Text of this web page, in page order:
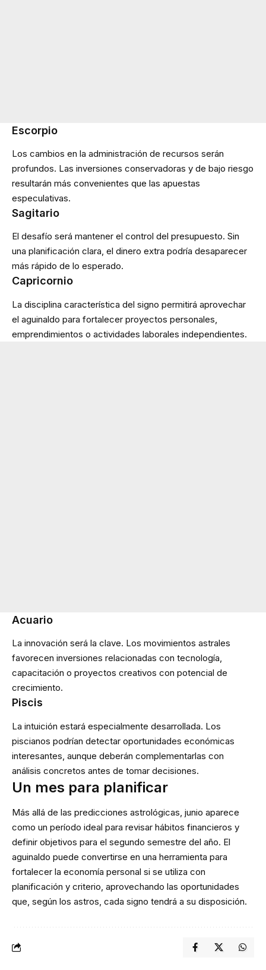
Escorpio
Los cambios en la administración de recursos serán
profundos. Las inversiones conservadoras y de bajo riesgo
resultarán más convenientes que las apuestas
especulativas.
Sagitario
El desafío será mantener el control del presupuesto. Sin
una planificación clara, el dinero extra podría desaparecer
más rápido de lo esperado.
Capricornio
La disciplina característica del signo permitirá aprovechar
el aguinaldo para fortalecer proyectos personales,
emprendimientos o actividades laborales independientes.
Acuario
La innovación será la clave. Los movimientos astrales
favorecen inversiones relacionadas con tecnología,
capacitación o proyectos creativos con potencial de
crecimiento.
Piscis
La intuición estará especialmente desarrollada. Los
piscianos podrían detectar oportunidades económicas
interesantes, aunque deberán complementarlas con
análisis concretos antes de tomar decisiones.
Un mes para planificar
Más allá de las predicciones astrológicas, junio aparece
como un período ideal para revisar hábitos financieros y
definir objetivos para el segundo semestre del año. El
aguinaldo puede convertirse en una herramienta para
fortalecer la economía personal si se utiliza con
planificación y criterio, aprovechando las oportunidades
que, según los astros, cada signo tendrá a su disposición.